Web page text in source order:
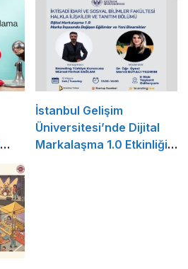
İstanbul Gelişim
Üniversitesi’nde Dijital
Markalaşma 1.0 Etkinliği